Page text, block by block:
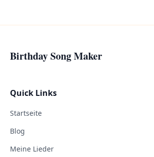
Birthday Song Maker
Quick Links
Startseite
Blog
Meine Lieder